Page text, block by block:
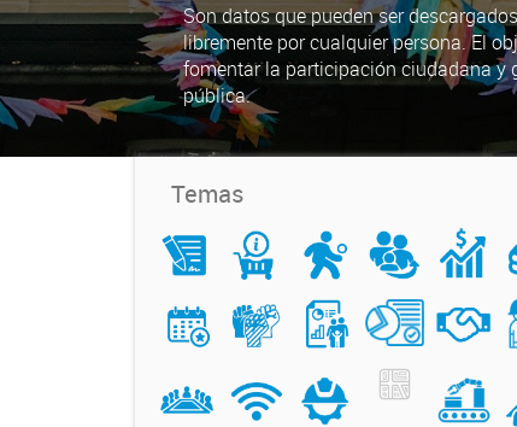
Son datos que pueden ser
libremente por cualquier persona. El
fomentar la participación ciudadana y
pública.
Temas